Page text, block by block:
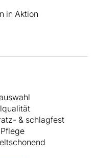
in Aktion
& schlagfest